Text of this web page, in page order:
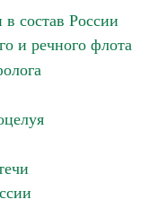
состав России
и речного флота